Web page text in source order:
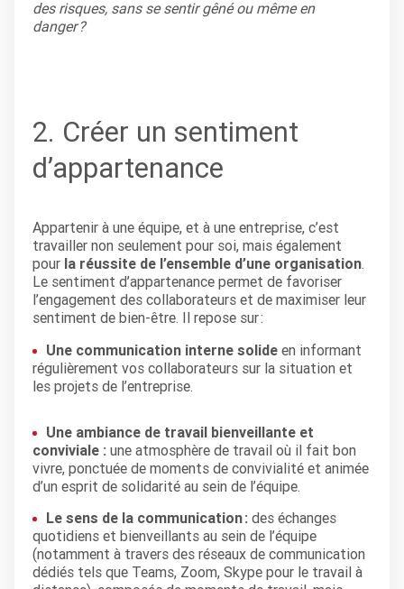
des risques, sans se sentir gêné ou même en
danger ?
2. Créer un sentiment
d’appartenance
Appartenir à une équipe, et à une entreprise, c’est
travailler non seulement pour soi, mais également
pour la réussite de l’ensemble d’une organisation.
Le sentiment d’appartenance permet de favoriser
l’engagement des collaborateurs et de maximiser leur
sentiment de bien-être. Il repose sur :
Une communication interne solide en informant
régulièrement vos collaborateurs sur la situation et
les projets de l’entreprise.
Une ambiance de travail bienveillante et
conviviale : une atmosphère de travail où il fait bon
vivre, ponctuée de moments de convivialité et animée
d’un esprit de solidarité au sein de l’équipe.
Le sens de la communication : des échanges
quotidiens et bienveillants au sein de l’équipe
(notamment à travers des réseaux de communication
dédiés tels que Teams, Zoom, Skype pour le travail à